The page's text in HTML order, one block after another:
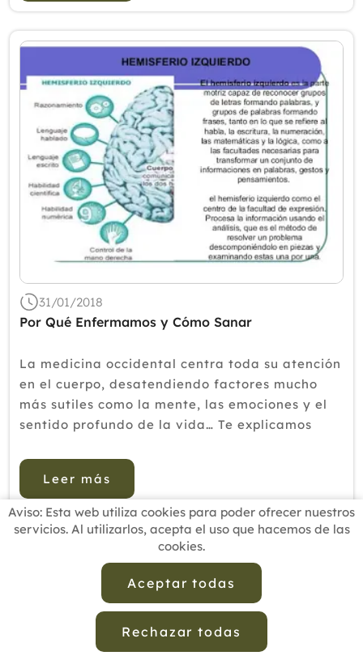
31/01/2018
Por Qué Enfermamos y Cómo Sanar
La medicina occidental centra toda su atención
en el cuerpo, desatendiendo factores mucho
más sutiles como la mente, las emociones y el
sentido profundo de la vida… Te explicamos
sutilExisten pocas verdades absolutas en el
mundo, y responder a la pregun...
Leer más
Aviso: Esta web utiliza cookies para poder ofrecer nuestros
servicios. Al utilizarlos, acepta el uso que hacemos de las
cookies.
Aceptar todas
Rechazar todas
BUSCADOR PROFESIONALES
ESCUELAS RECOMENDADAS
CONTACTO
Política de Privacidad de Datos
Política de Calidad
Política de Cookies